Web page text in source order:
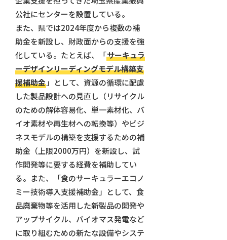
公社にセンターを設置している。
また、県では2024年度から複数の補
助金を新設し、財政面からの支援を強
化している。たとえば、「サーキュラ
ーデザインリーディングモデル構築支
援補助金」として、資源の循環に配慮
した製品設計への見直し（リサイクル
のための解体容易化、単一素材化、バ
イオ素材や再生材への転換等）やビジ
ネスモデルの構築を支援するための補
助金（上限2000万円）を新設し、試
作開発等に要する経費を補助してい
る。また、「食のサーキュラーエコノ
ミー技術導入支援補助金」として、食
品廃棄物等を活用した新製品の開発や
アップサイクル、バイオマス発電など
に取り組むための新たな設備やシステ